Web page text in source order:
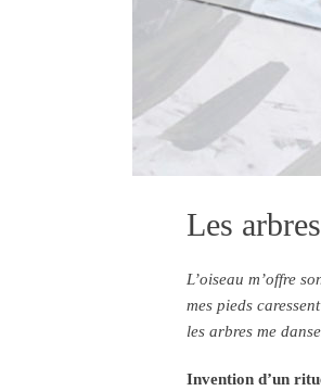
Les
L’oiseau m’offre
mes pieds
les arbres me
Invention d’un